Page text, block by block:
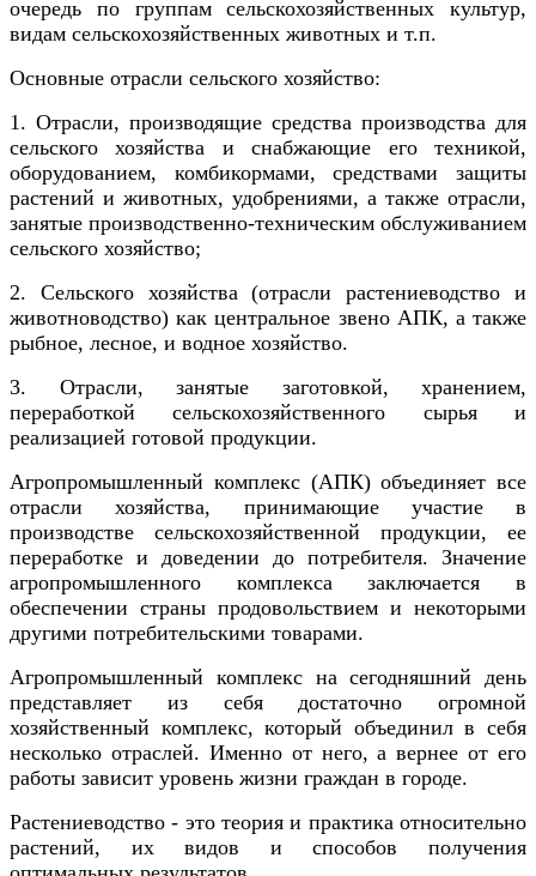
очередь по группам сельскохозяйственных культур,
видам сельскохозяйственных животных и т.п.
Основные отрасли сельского хозяйство:
1. Отрасли, производящие средства производства для
сельского хозяйства и снабжающие его техникой,
оборудованием, комбикормами, средствами защиты
растений и животных, удобрениями, а также отрасли,
занятые производственно-техническим обслуживанием
сельского хозяйство;
2. Сельского хозяйства (отрасли растениеводство и
животноводство) как центральное звено АПК, а также
рыбное, лесное, и водное хозяйство.
3. Отрасли, занятые заготовкой, хранением,
переработкой сельскохозяйственного сырья и
реализацией готовой продукции.
Агропромышленный комплекс (АПК) объединяет все
отрасли хозяйства, принимающие участие в
производстве сельскохозяйственной продукции, ее
переработке и доведении до потребителя. Значение
агропромышленного комплекса заключается в
обеспечении страны продовольствием и некоторыми
другими потребительскими товарами.
Агропромышленный комплекс на сегодняшний день
представляет из себя достаточно огромной
хозяйственный комплекс, который объединил в себя
несколько отраслей. Именно от него, а вернее от его
работы зависит уровень жизни граждан в городе.
Растениеводство - это теория и практика относительно
растений, их видов и способов получения